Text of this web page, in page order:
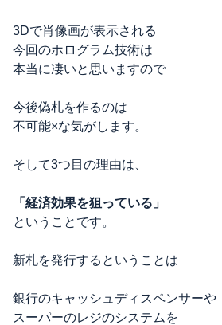
3Dで肖像画が表示される
今回のホログラム技術は
本当に凄いと思いますので
今後偽札を作るのは
不可能×な気がします。
そして3つ目の理由は、
「経済効果を狙っている」
ということです。
新札を発行するということは
銀行のキャッシュディスペンサーや
スーパーのレジのシステムを